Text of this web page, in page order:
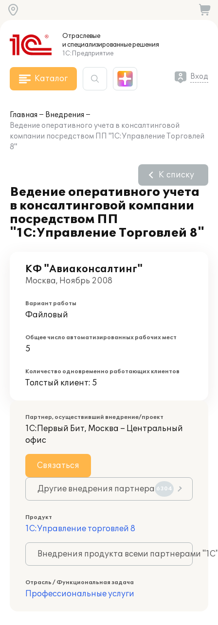
Отраслевые
и специализированныерешения
1С:Предприятие
Каталог Вход
Главная
Внедрения
Ведение оперативного учета в консалтинговой
компании посредством ПП "1С:Управление Торговлей
8"
Ведение оперативного учета
в консалтинговой компании
посредством ПП
"1С:Управление Торговлей 8"
К списку
КФ "Авиаконсалтинг"
Москва, Ноябрь 2008
Вариант работы
Файловый
Общее число автоматизированных рабочих мест
5
Количество одновременно работающих клиентов
Толстый клиент: 5
Партнер, осуществивший внедрение/проект
1С:Первый Бит, Москва – Центральный
офис
Связаться
Другие внедрения партнера 6304
Продукт
1С:Управление торговлей 8
Внедрения продукта всеми партнерами
Отрасль / Функциональная задача
Профессиональные услуги